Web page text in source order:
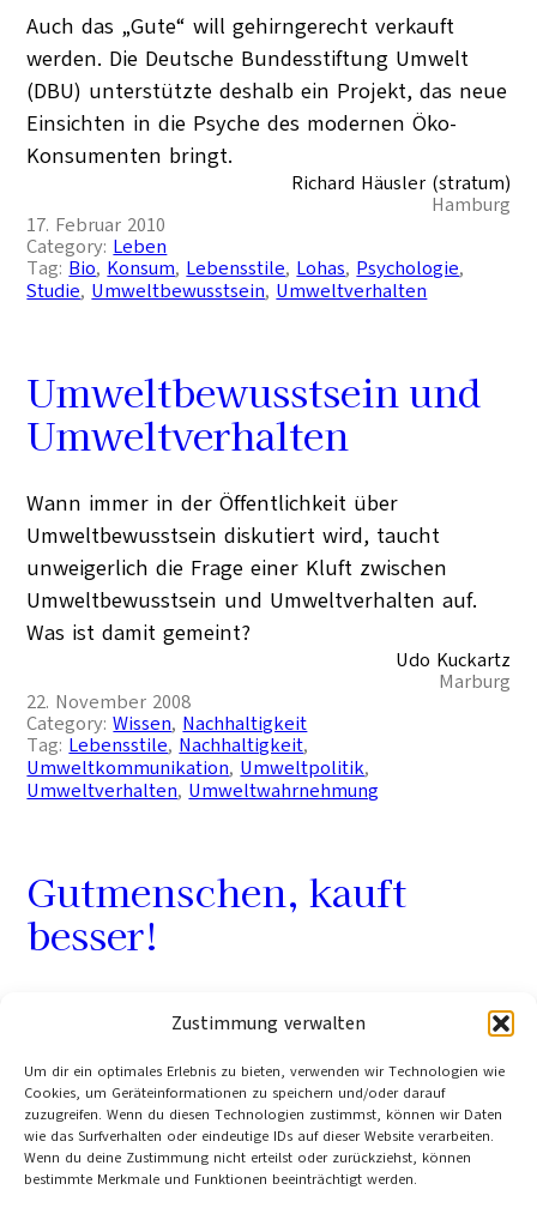
Zustimmung verwalten
Um dir ein optimales Erlebnis zu bieten, verwenden wir Technologien wie
Cookies, um Geräteinformationen zu speichern und/oder darauf
zuzugreifen. Wenn du diesen Technologien zustimmst, können wir Daten
wie das Surfverhalten oder eindeutige IDs auf dieser Website verarbeiten.
Wenn du deine Zustimmung nicht erteilst oder zurückziehst, können
bestimmte Merkmale und Funktionen beeinträchtigt werden.
Auch das „Gute“ will gehirngerecht verkauft
werden. Die Deutsche Bundesstiftung Umwelt
(DBU) unterstützte deshalb ein Projekt, das neue
Einsichten in die Psyche des modernen Öko-
Konsumenten bringt.
Richard Häusler (stratum)
Hamburg
17. Februar 2010
Category: Leben
Tag: Bio, Konsum, Lebensstile, Lohas, Psychologie
Studie, Umweltbewusstsein, Umweltverhalten
Umweltbewusstsein und
Umweltverhalten
Wann immer in der Öffentlichkeit über
Umweltbewusstsein diskutiert wird, taucht
unweigerlich die Frage einer Kluft zwischen
Umweltbewusstsein und Umweltverhalten auf.
Was ist damit gemeint?
Udo Kuckartz
Marburg
22. November 2008
Category:Wissen, Nachhaltigkeit
Tag: Lebensstile, Nachhaltigkeit
Umweltkommunikation, Umweltpolitik
Umweltverhalten, Umweltwahrnehmung
Gutmenschen, kauft
besser!
– die Umwelt schonen sie trotzdem nicht. Wie ein
guter Verbraucher Macht und Moral vereinen
kann.
Bernhard Pötter (taz)
Berlin
19. Januar 2007
Category:Denkanstöße, Nachhaltigkeit